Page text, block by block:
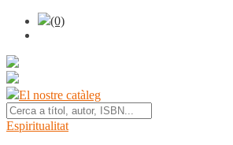
(0)
El nostre catàleg
Espiritualitat